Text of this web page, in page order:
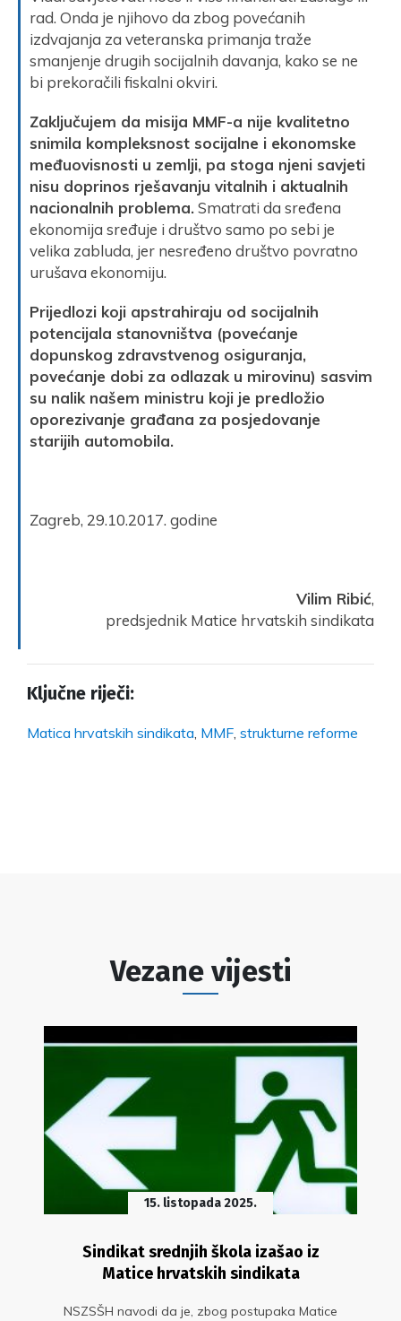
rad. Onda je njihovo da zbog povećanih
izdvajanja za veteranska primanja traže
smanjenje drugih socijalnih davanja, kako se ne
bi prekoračili fiskalni okviri.
Zaključujem da misija MMF-a nije kvalitetno
snimila kompleksnost socijalne i ekonomske
međuovisnosti u zemlji, pa stoga njeni savjeti
nisu doprinos rješavanju vitalnih i aktualnih
nacionalnih problema.Smatrati da sređena
ekonomija sređuje i društvo samo po sebi je
velika zabluda, jer nesređeno društvo povratno
urušava ekonomiju.
Prijedlozi koji apstrahiraju od socijalnih
potencijala stanovništva (povećanje
dopunskog zdravstvenog osiguranja,
povećanje dobi za odlazak u mirovinu) sasvim
su nalik našem ministru koji je predložio
oporezivanje građana za posjedovanje
starijih automobila.
Zagreb, 29.10.2017. godine
Vilim Ribić,
predsjednik Matice hrvatskih sindikata
Ključne riječi:
Matica hrvatskih sindikata MMF strukturne reforme
Vezane vijesti
15. listopada 2025.
Sindikat srednjih škola izašao iz
Matice hrvatskih sindikata
NSZSŠH navodi da je, zbog postupaka Matice